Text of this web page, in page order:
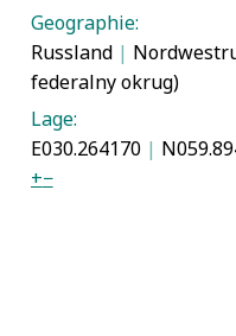
Geographie:
Russland |
federalny okrug)
Lage:
E030.264170 |
+−